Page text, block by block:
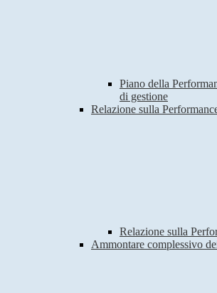
Piano della
di gestione
Relazione sulla
Relazione sulla
Ammontare complessivo